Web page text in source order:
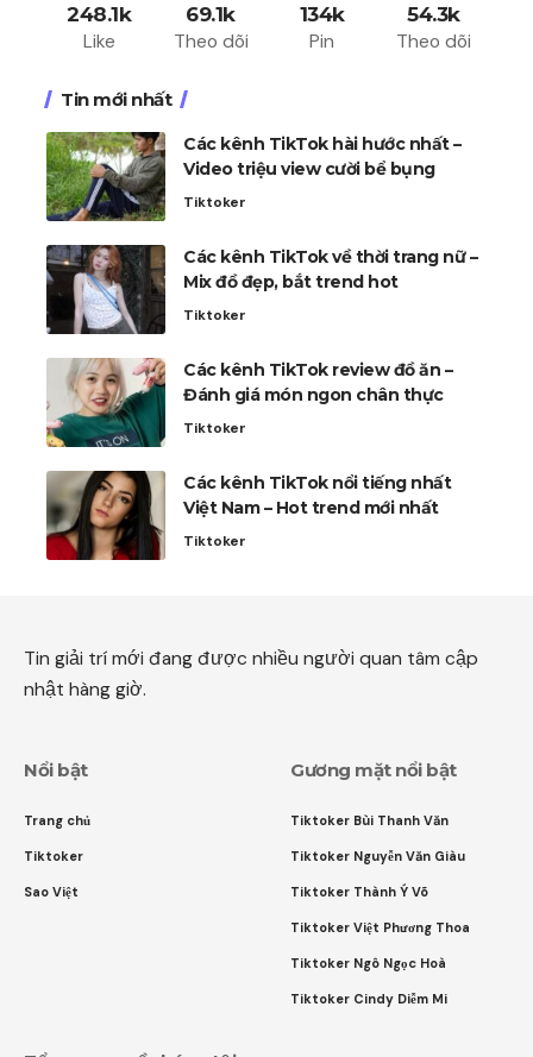
248.1k
Like
69.1k
Theo dõi
134k
Pin
54.3k
Theo dõi
Tin mới nhất
Các kênh TikTok hài hước nhất –
Video triệu view cười bể bụng
Tiktoker
Các kênh TikTok về thời trang nữ –
Mix đồ đẹp, bắt trend hot
Tiktoker
Các kênh TikTok review đồ ăn –
Đánh giá món ngon chân thực
Tiktoker
Các kênh TikTok nổi tiếng nhất
Việt Nam – Hot trend mới nhất
Tiktoker
Tin giải trí mới đang được nhiều người quan tâm cập
nhật hàng giờ.
Nổi bật
Trang chủ
Tiktoker
Sao Việt
Gương mặt nổi bật
Tiktoker Bùi Thanh Văn
Tiktoker Nguyễn Văn Giàu
Tiktoker Thành Ý Võ
Tiktoker Việt Phương Thoa
Tiktoker Ngô Ngọc Hoà
Tiktoker Cindy Diễm Mi